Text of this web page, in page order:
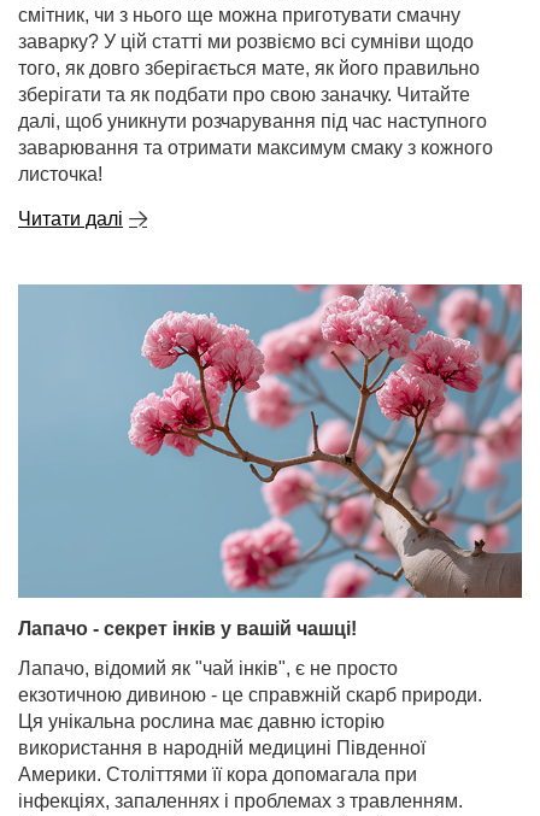
смітник, чи з нього ще можна приготувати смачну
заварку? У цій статті ми розвіємо всі сумніви щодо
того, як довго зберігається мате, як його правильно
зберігати та як подбати про свою заначку. Читайте
далі, щоб уникнути розчарування під час наступного
заварювання та отримати максимум смаку з кожного
листочка!
Читати далі
Лапачо - секрет інків у вашій чашці!
Лапачо, відомий як "чай інків", є не просто
екзотичною дивиною - це справжній скарб природи.
Ця унікальна рослина має давню історію
використання в народній медицині Південної
Америки. Століттями її кора допомагала при
інфекціях, запаленнях і проблемах з травленням.